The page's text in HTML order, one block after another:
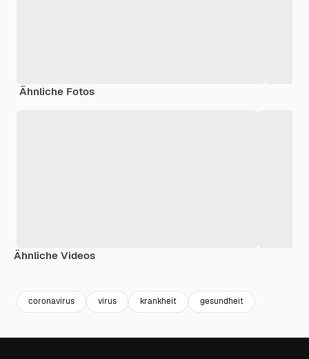
Ähnliche Fotos
Ähnliche Videos
coronavirus virus krankheit gesundheit